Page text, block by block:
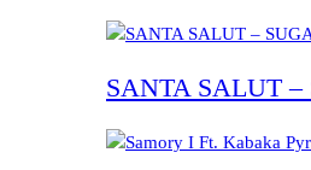
SANTA SALUT